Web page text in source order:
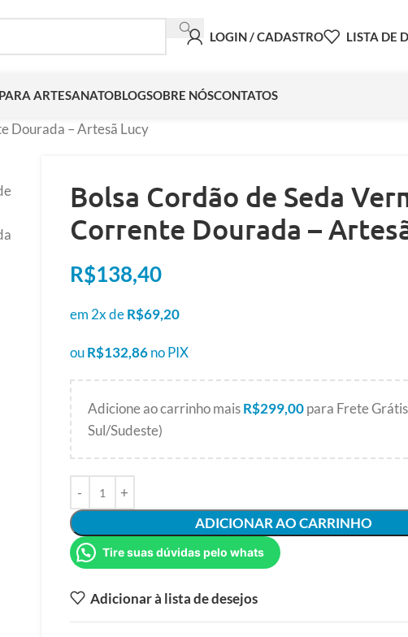
LOGIN / CADASTRO LISTA DE
ARTESANATOBLOGSOBRE NÓSCONTATOS
Dourada – Artesã Lucy
Bolsa Cordão de Seda
Corrente Dourada –
R$138,40
em 2x deR$69,20
ouR$132,86no PIX
Adicione ao carrinho maisR$299,00para Frete
Sul/Sudeste)
ADICIONAR AO CARRINHO
Tire suas dúvidas pelo whats
Adicionar à lista de desejos